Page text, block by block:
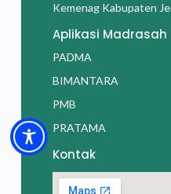
Kemenag Kabupaten
Aplikasi Madrasah
PADMA
BIMANTARA
PMB
PRATAMA
Kontak